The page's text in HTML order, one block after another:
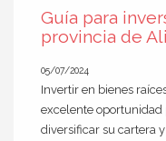
Guía para
provincia de
05/07/2024
Invertir en bienes
excelente oportunidad
diversificar su cartera